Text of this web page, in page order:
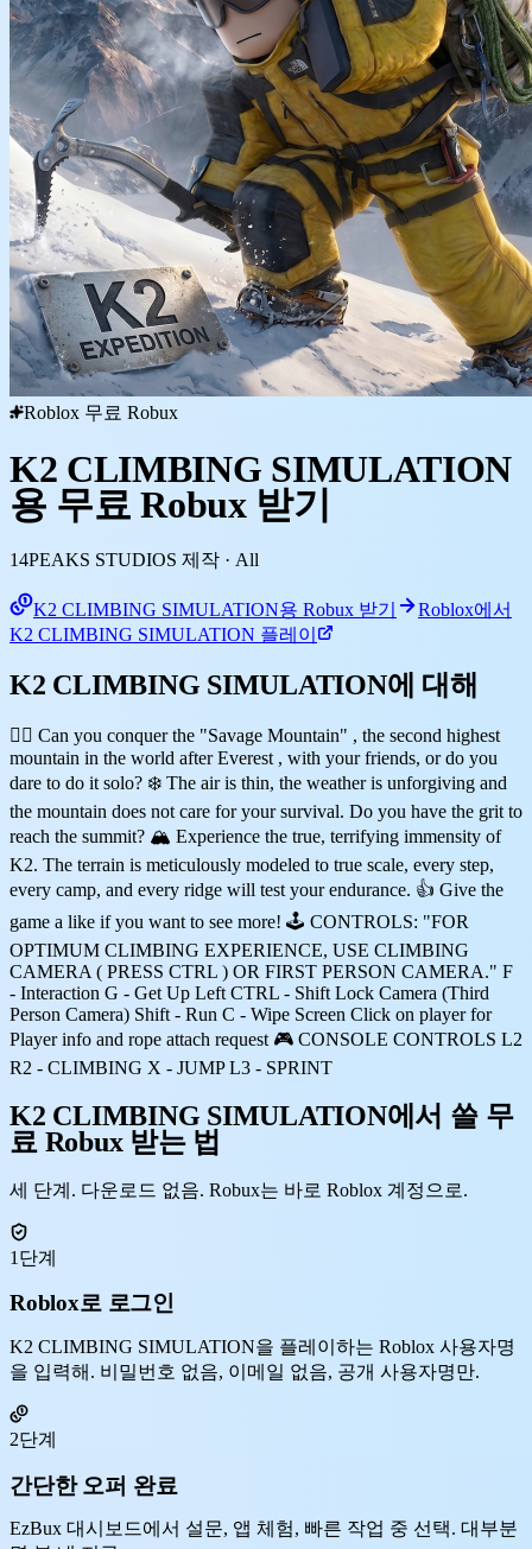
Roblox 무료 Robux
K2 CLIMBING SIMULATION
용 무료 Robux 받기
14PEAKS STUDIOS 제작 · All
K2 CLIMBING SIMULATION용 Robux 받기
Roblox에서
K2 CLIMBING SIMULATION 플레이
K2 CLIMBING SIMULATION에 대해
🧗‍♂️ Can you conquer the "Savage Mountain" , the second highest
mountain in the world after Everest , with your friends, or do you
dare to do it solo? ❄️ The air is thin, the weather is unforgiving and
the mountain does not care for your survival. Do you have the grit to
reach the summit? 🏔️ Experience the true, terrifying immensity of
K2. The terrain is meticulously modeled to true scale, every step,
every camp, and every ridge will test your endurance. 👍 Give the
game a like if you want to see more! 🕹️ CONTROLS: "FOR
OPTIMUM CLIMBING EXPERIENCE, USE CLIMBING
CAMERA ( PRESS CTRL ) OR FIRST PERSON CAMERA." F
- Interaction G - Get Up Left CTRL - Shift Lock Camera (Third
Person Camera) Shift - Run C - Wipe Screen Click on player for
Player info and rope attach request 🎮 CONSOLE CONTROLS L2
R2 - CLIMBING X - JUMP L3 - SPRINT
K2 CLIMBING SIMULATION에서 쓸 무
료 Robux 받는 법
세 단계. 다운로드 없음. Robux는 바로 Roblox 계정으로.
1단계
Roblox로 로그인
K2 CLIMBING SIMULATION을 플레이하는 Roblox 사용자명
을 입력해. 비밀번호 없음, 이메일 없음, 공개 사용자명만.
2단계
간단한 오퍼 완료
EzBux 대시보드에서 설문, 앱 체험, 빠른 작업 중 선택. 대부분